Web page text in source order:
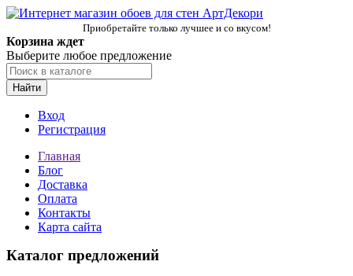
Приобретайте только лучшее и со вкусом!
Корзина ждет
Выберите любое предложение
Найти
Вход
Регистрация
Главная
Блог
Доставка
Оплата
Контакты
Карта сайта
Каталог предложений